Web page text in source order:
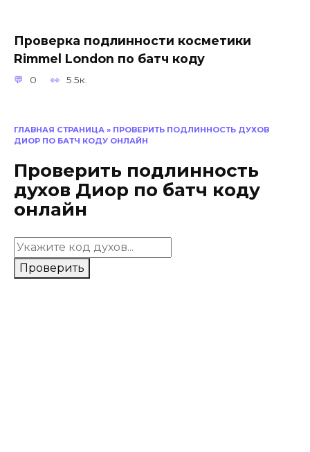
ГЛАВНАЯ СТРАНИЦА » ПРОВЕРИТЬ ПОДЛИННОСТЬ ДУХОВ
ДИОР ПО БАТЧ КОДУ ОНЛАЙН
Проверить подлинность
духов Диор по батч коду
онлайн
Проверить
Проверка подлинности косметики
Rimmel London по батч коду
0 5.5к.